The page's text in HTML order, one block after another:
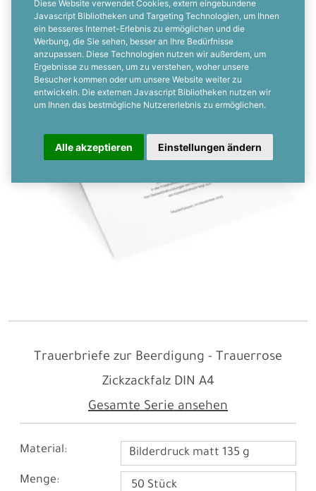
Diese Website verwendet Cookies, extern eingebundene
Javascript Bibliotheken und Targeting Technologien, um Ihnen
ein besseres Internet-Erlebnis zu ermöglichen und die
Werbung, die Sie sehen, besser an Ihre Bedürfnisse
anzupassen. Diese Technologien nutzen wir außerdem, um
Ergebnisse zu messen, um zu verstehen, woher unsere
Besucher kommen oder um unsere Website weiter zu
entwickeln. Die externen Javascript Bibliotheken nutzen wir
um Ihnen das bestmögliche Nutzererlebnis zu ermöglichen.
Alle akzeptieren Einstellungen ändern
Trauerbriefe zur Beerdigung - Trauerrose
Gesamte Serie ansehen
Zickzackfalz DIN A4
Material: Bilderdruck matt 135 g
Menge: